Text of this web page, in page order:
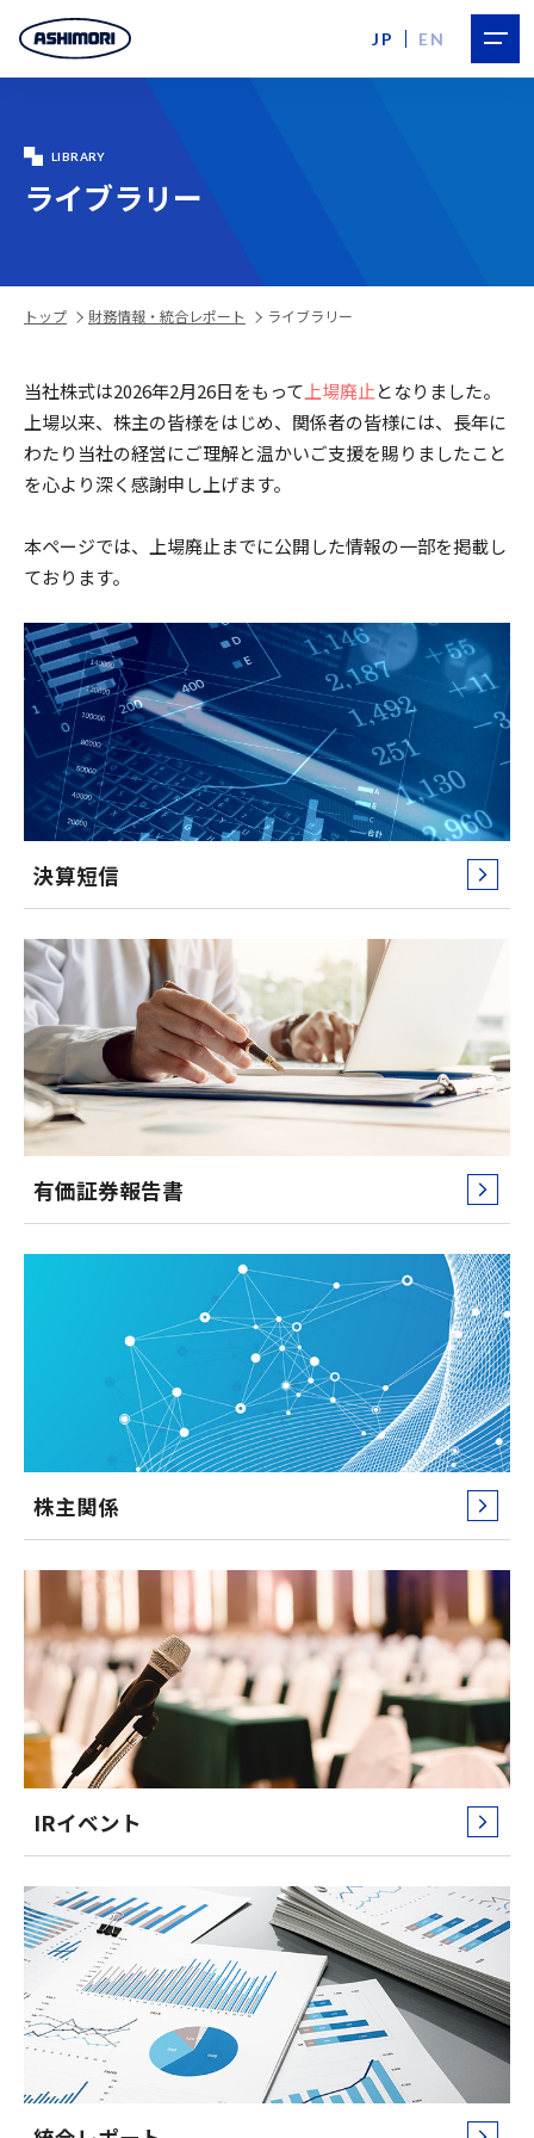
JP EN
LIBRARY
ライブラリー
トップ 財務情報・統合レポート ライブラリー
当社株式は2026年2月26日をもって 上場廃止となりました。
上場以来、株主の皆様をはじめ、関係者の皆様には、長年に
わたり当社の経営にご理解と温かいご支援を賜りましたこと
を心より深く感謝申し上げます。
本ページでは、上場廃止までに公開した情報の一部を掲載し
ております。
決算短信
有価証券報告書
株主関係
IRイベント